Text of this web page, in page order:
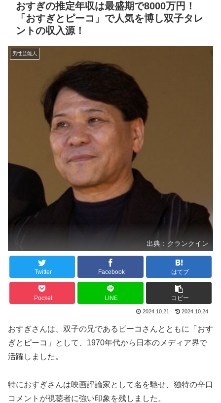
おすぎの推定年収は最盛期で8000万円！
「おすぎとピーコ」で人気を博し双子タレ
ントの収入源！
男性芸能人
出典：クランクイン
Twitter Facebook はてブ
Pocket LINE コピー
2024.10.21 2024.10.24
おすぎさんは、双子の兄であるピーコさんとともに「おす
ぎとピーコ」として、1970年代から日本のメディア界で
活躍しました。
特におすぎさんは映画評論家として名を馳せ、独特の辛口
コメントが視聴者に強い印象を残しました。